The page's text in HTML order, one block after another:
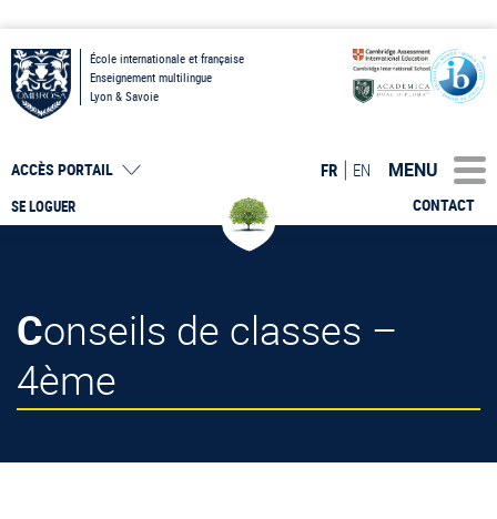
École internationale et française
Enseignement multilingue
Lyon & Savoie
SE LOGUER
ACCÈS PORTAIL
CONTACT
FR EN MENU
Conseils de classes –
4ème